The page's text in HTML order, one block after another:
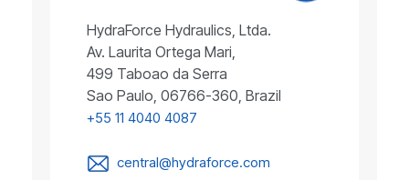
HydraForce Hydraulics, Ltda.
Av. Laurita Ortega Mari,
499 Taboao da Serra
Sao Paulo, 06766-360, Brazil
+55 11 4040 4087
central@hydraforce.com